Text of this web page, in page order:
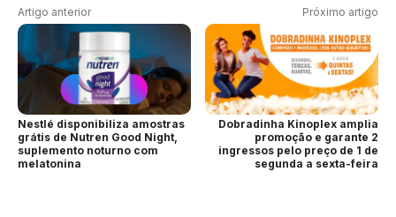
Artigo anterior
Nestlé disponibiliza amostras
grátis de Nutren Good Night,
suplemento noturno com
melatonina
Próximo artigo
Dobradinha Kinoplex amplia
promoção e garante 2
ingressos pelo preço de 1 de
segunda a sexta-feira